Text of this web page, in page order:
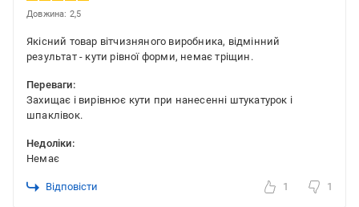
Довжина: 2,5
Якісний товар вітчизняного виробника, відмінний
результат - кути рівної форми, немає тріщин.
Переваги:
Захищає і вирівнює кути при нанесенні штукатурок і
шпаклівок.
Недоліки:
Немає
Відповісти 1 1